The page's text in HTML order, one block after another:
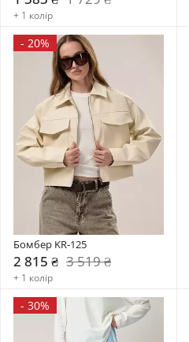
+ 1 колір
- 20%
Бомбер KR-125
2 815 ₴ 3 519 ₴
+ 1 колір
- 30%